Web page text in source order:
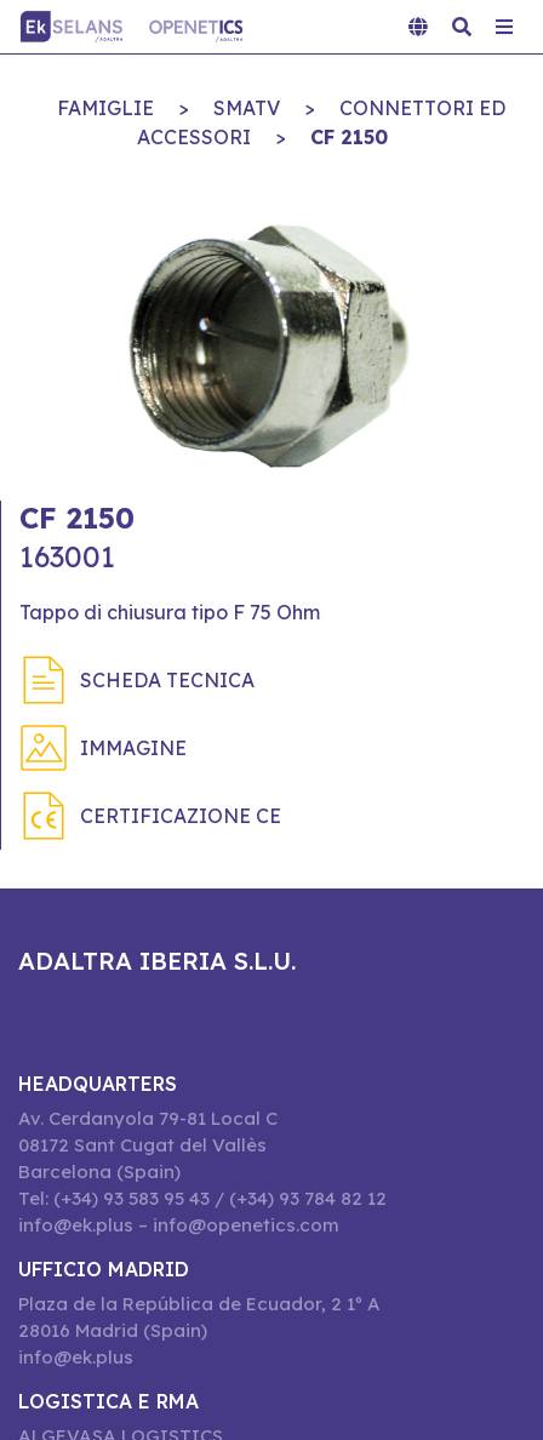
FAMIGLIE > SMATV >
CONNETTORI ED
ACCESSORI
> CF 2150
CF 2150
163001
Tappo di chiusura tipo F 75 Ohm
SCHEDA TECNICA
IMMAGINE
CERTIFICAZIONE CE
ADALTRA IBERIA S.L.U.
HEADQUARTERS
Av. Cerdanyola 79-81 Local C
08172 Sant Cugat del Vallès
Barcelona (Spain)
Tel: (+34) 93 583 95 43 / (+34) 93 784 82 12
info@ek.plus – info@openetics.com
UFFICIO MADRID
Plaza de la República de Ecuador, 2 1º A
28016 Madrid (Spain)
info@ek.plus
LOGISTICA E RMA